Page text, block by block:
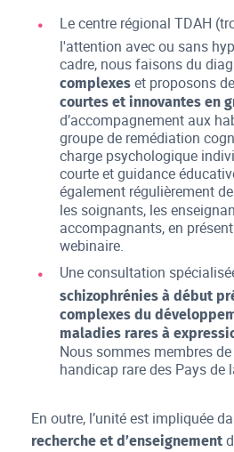
Le centre régional TDAH
l'attention avec ou sans
cadre, nous faisons du
complexes et proposons
courtes et innovantes en
d’accompagnement aux
groupe de remédiation
charge psychologique
courte et guidance
également régulièrement
les soignants, les
accompagnants, en
webinaire.
Une consultation
schizophrénies à début
complexes du
maladies rares à
Nous sommes membres
handicap rare des Pays de
En outre, l’unité est impliquée
recherche et d’enseignement